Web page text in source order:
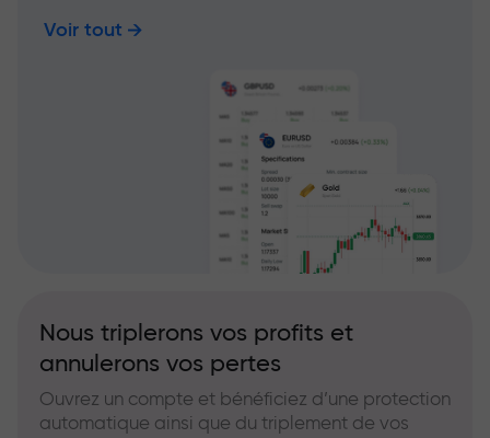
Voir tout
Nous triplerons vos profits et
annulerons vos pertes
Ouvrez un compte et bénéficiez d’une protection
automatique ainsi que du triplement de vos